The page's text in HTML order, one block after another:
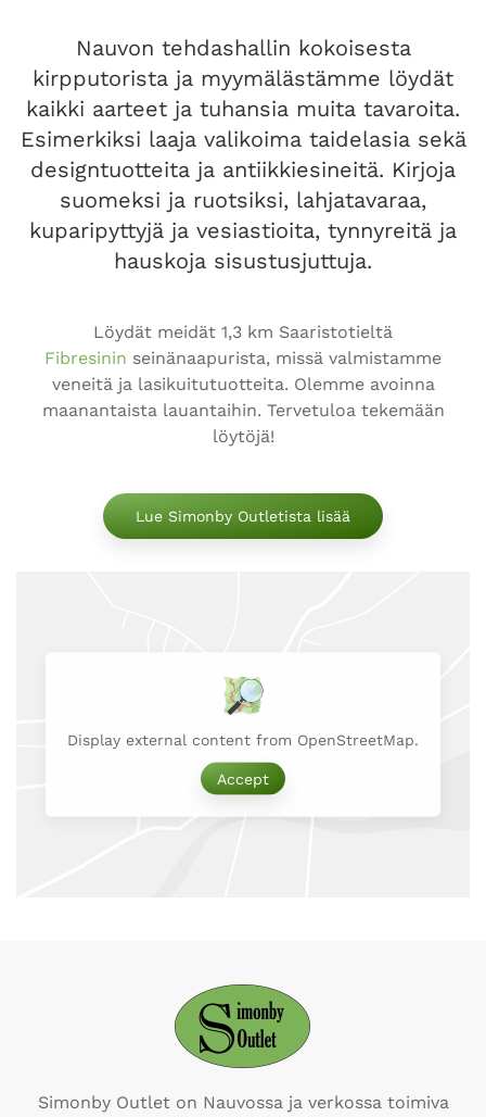
Nauvon tehdashallin kokoisesta
kirpputorista ja myymälästämme löydät
kaikki aarteet ja tuhansia muita tavaroita.
Esimerkiksi laaja valikoima taidelasia sekä
designtuotteita ja antiikkiesineitä. Kirjoja
suomeksi ja ruotsiksi, lahjatavaraa,
kuparipyttyjä ja vesiastioita, tynnyreitä ja
hauskoja sisustusjuttuja.
Löydät meidät 1,3 km Saaristotieltä
Fibresinin seinänaapurista, missä valmistamme
veneitä ja lasikuitutuotteita. Olemme avoinna
maanantaista lauantaihin. Tervetuloa tekemään
löytöjä!
Lue Simonby Outletista lisää
Display external content from OpenStreetMap.
Accept
Simonby Outlet on Nauvossa ja verkossa toimiva